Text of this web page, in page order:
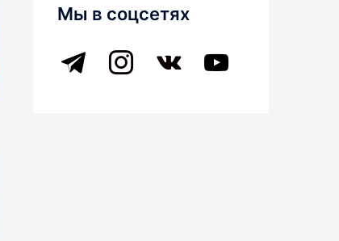
Мы в соцсетях
telegram instagramvkontakteyoutube